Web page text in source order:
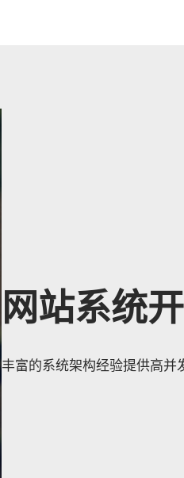
网站系统
丰富的系统架构经验提供高并